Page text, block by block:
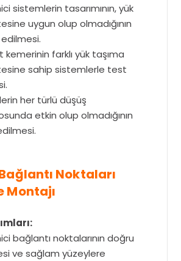
sistemlerin tasarımının, yük
uygun olup olmadığının
kemerinin farklı yük taşıma
sahip sistemlerle test
her türlü düşüş
etkin olup olmadığının
Noktaları
Montajı
bağlantı noktalarının doğru
ve sağlam yüzeylere